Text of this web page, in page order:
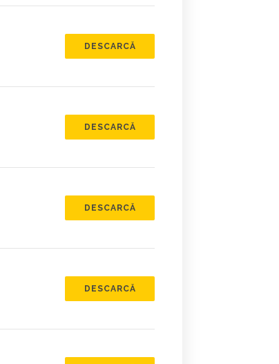
DESCARCĂ
DESCARCĂ
DESCARCĂ
DESCARCĂ